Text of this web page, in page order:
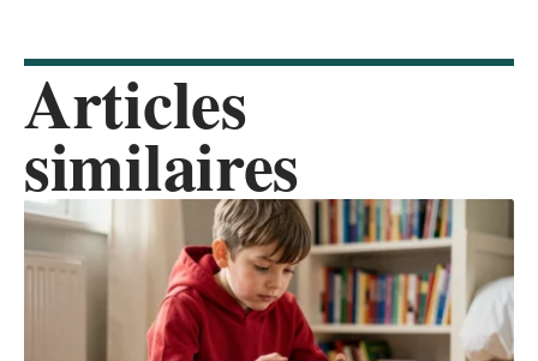
Articles
similaires